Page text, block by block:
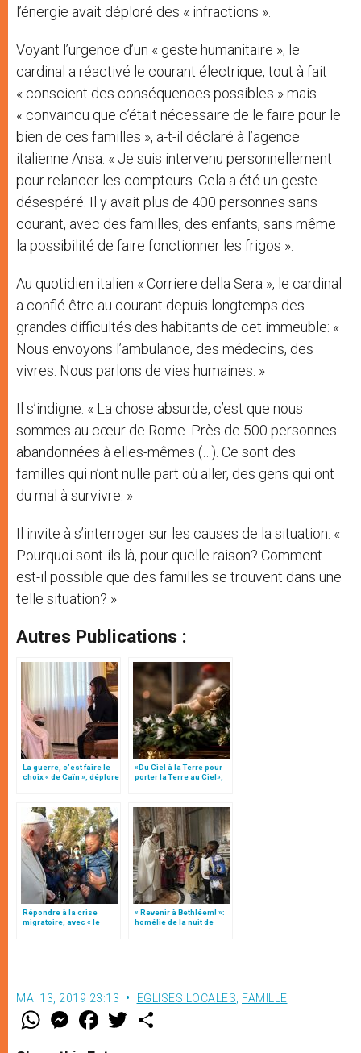
l’énergie avait déploré des « infractions ».
Voyant l’urgence d’un « geste humanitaire », le
cardinal a réactivé le courant électrique, tout à fait
« conscient des conséquences possibles » mais
« convaincu que c’était nécessaire de le faire pour le
bien de ces familles », a-t-il déclaré à l’agence
italienne Ansa: « Je suis intervenu personnellement
pour relancer les compteurs. Cela a été un geste
désespéré. Il y avait plus de 400 personnes sans
courant, avec des familles, des enfants, sans même
la possibilité de faire fonctionner les frigos ».
Au quotidien italien « Corriere della Sera », le cardinal
a confié être au courant depuis longtemps des
grandes difficultés des habitants de cet immeuble: «
Nous envoyons l’ambulance, des médecins, des
vivres. Nous parlons de vies humaines. »
Il s’indigne: « La chose absurde, c’est que nous
sommes au cœur de Rome. Près de 500 personnes
abandonnées à elles-mêmes (…). Ce sont des
familles qui n’ont nulle part où aller, des gens qui ont
du mal à survivre. »
Il invite à s’interroger sur les causes de la situation: «
Pourquoi sont-ils là, pour quelle raison? Comment
est-il possible que des familles se trouvent dans une
telle situation? »
Autres Publications :
La guerre, c’est faire le
choix « de Caïn », déplore
«Du Ciel à la Terre pour
porter la Terre au Ciel»,
Répondre à la crise
migratoire, avec « le
« Revenir à Bethléem! »:
homélie de la nuit de
MAI 13, 2019 23:13 EGLISES LOCALES, FAMILLE
W M
e
F
a w